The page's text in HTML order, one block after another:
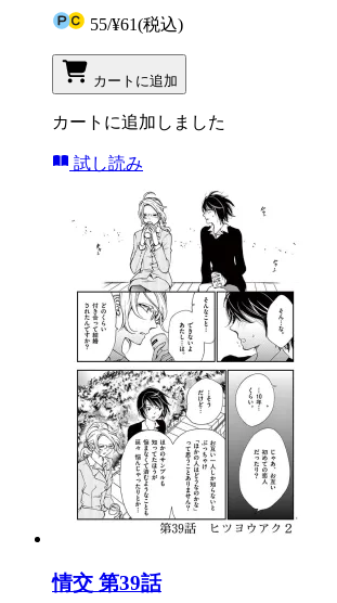
55/¥61(税込)
カートに追加
カートに追加しました
試し読み
情交 第39話